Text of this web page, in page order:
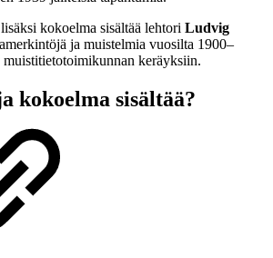
kokoelma sisältää lehtori Ludvig
ja muistelmia vuosilta 1900–
keräyksiin.
kokoelma sisältää?